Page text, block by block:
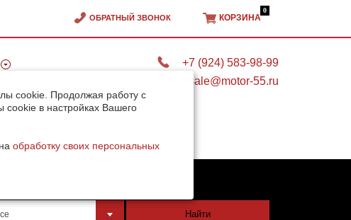
cookie. Продолжая работу с
в настройках Вашего
обработку своих персональных
ОБРАТНЫЙ ЗВОНОК КОРЗИНА
0
+7 (924) 583-98-99
sale@motor-55.ru
Найти